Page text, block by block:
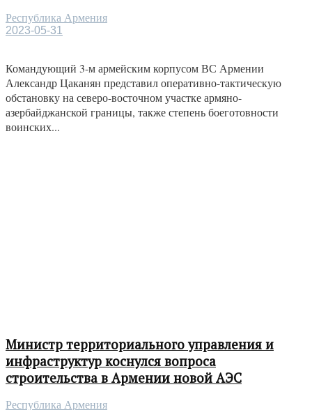
Республика Армения
2023-05-31
Командующий 3-м армейским корпусом ВС Армении
Александр Цаканян представил оперативно-тактическую
обстановку на северо-восточном участке армяно-
азербайджанской границы, также степень боеготовности
воинских...
Министр территориального управления и
инфраструктур коснулся вопроса
строительства в Армении новой АЭС
Республика Армения